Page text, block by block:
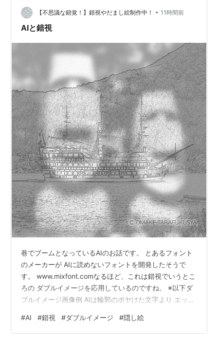
種が上昇し、東証プライムでも値上がり銘柄が7割を超え
たとされます。日経平均の下落幅だけでは、市場全体
【不思議な錯覚！】錯視やだまし絵制作中！ • 11時間前
AIと錯視
巷でブームとなっているAIのお話です。 とあるフォント
のメーカーが AIに読めないフォントを開発したそうで
す。 www.mixfont.comなるほど、これは錯視でいうとこ
ろの ダブルイメージを応用しているのですね。 ※以下ダ
ブルイメージ画像例 AIは輪郭のボヤけた文字より エッジ
か。 なるほど、とも思いますが 読み取り方を学習したAI
なら いずれダブルミーニングで読み込むのでしょうね。
#AI #錯視 #ダブルイメージ #隠し絵